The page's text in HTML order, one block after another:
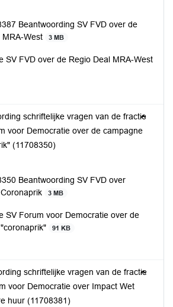
Beantwoording SV FVD over de
MRA-West
3 MB
SV FVD over de Regio Deal MRA-West
schriftelijke vragen van de fractie
voor Democratie over de campagne
(11708350)
Beantwoording SV FVD over
3 MB
SV Forum voor Democratie over de
91 KB
schriftelijke vragen van de fractie
voor Democratie over Impact Wet
huur (11708381)